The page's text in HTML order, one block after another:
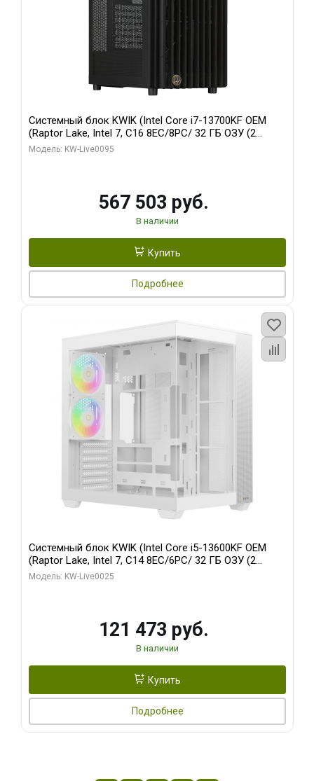
Системный блок KWIK (Intel Core i7-13700KF OEM
(Raptor Lake, Intel 7, C16 8EC/8PC/ 32 ГБ ОЗУ (2
модуля)/ Afox RTX4090 24GB GDDR6X 384-Bit 3xDP
Модель: KW-Live0095
567 503 руб.
В наличии
Купить
Подробнее
Системный блок KWIK (Intel Core i5-13600KF OEM
(Raptor Lake, Intel 7, C14 8EC/6PC/ 32 ГБ ОЗУ (2
модуля)/ Gigabyte RTX5060 WINDFORCE OC 8GB
Модель: KW-Live0025
121 473 руб.
В наличии
Купить
Подробнее